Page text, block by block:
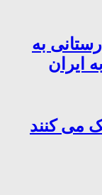
به
ایران
می کنند